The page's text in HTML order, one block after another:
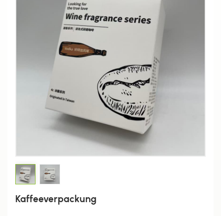
Kaffeeverpackung